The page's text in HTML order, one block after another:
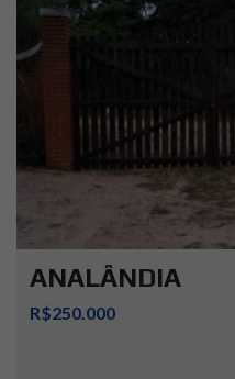
ANALÂNDIA
R$250.000